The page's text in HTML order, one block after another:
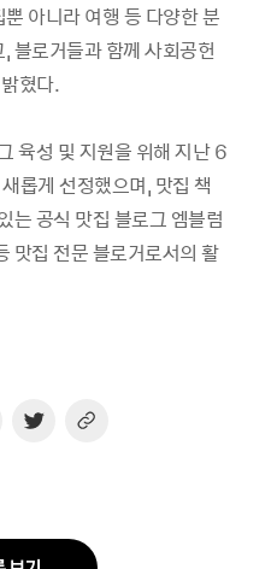
아니라 여행 등 다양한 분
블로거들과 함께 사회공헌
혔다.
육성 및 지원을 위해 지난 6
롭게 선정했으며, 맛집 책
는 공식 맛집 블로그 엠블럼
맛집 전문 블로거로서의 활